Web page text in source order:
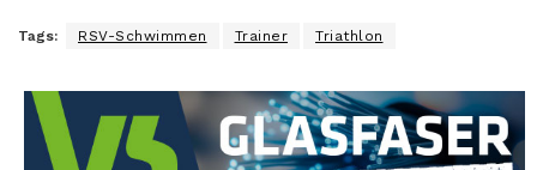
Tags: RSV-Schwimmen Trainer Triathlon